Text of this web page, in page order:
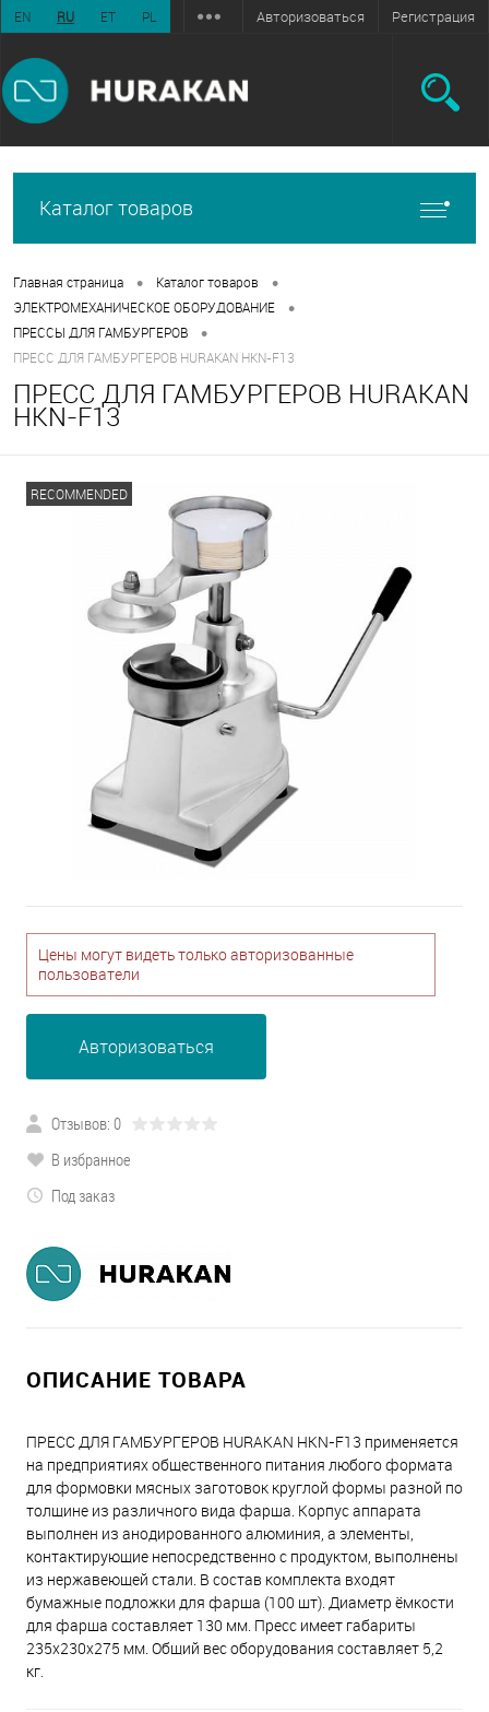
EN RU ET PL Авторизоваться Регистрация
Каталог товаров
Главная страница • Каталог товаров •
ЭЛЕКТРОМЕХАНИЧЕСКОЕ ОБОРУДОВАНИЕ •
ПРЕССЫ ДЛЯ ГАМБУРГЕРОВ •
ПРЕСС ДЛЯ ГАМБУРГЕРОВ HURAKAN HKN-F13
ПРЕСС ДЛЯ ГАМБУРГЕРОВ HURAKAN
HKN-F13
RECOMMENDED
Цены могут видеть только авторизованные
пользователи
Авторизоваться
Отзывов: 0
В избранное
Под заказ
ОПИСАНИЕ ТОВАРА
ПРЕСС ДЛЯ ГАМБУРГЕРОВ HURAKAN HKN-F13 применяется
на предприятиях общественного питания любого формата
для формовки мясных заготовок круглой формы разной по
толщине из различного вида фарша. Корпус аппарата
выполнен из анодированного алюминия, а элементы,
контактирующие непосредственно с продуктом, выполнены
из нержавеющей стали. В состав комплекта входят
бумажные подложки для фарша (100 шт). Диаметр ёмкости
для фарша составляет 130 мм. Пресс имеет габариты
235x230x275 мм. Общий вес оборудования составляет 5,2
кг.